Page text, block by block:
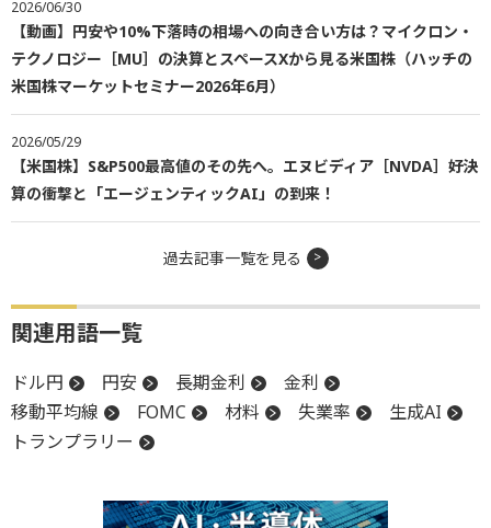
2026/06/30
【動画】円安や10%下落時の相場への向き合い方は？マイクロン・
テクノロジー［MU］の決算とスペースXから見る米国株（ハッチの
米国株マーケットセミナー2026年6月）
2026/05/29
【米国株】S&P500最高値のその先へ。エヌビディア［NVDA］好決
算の衝撃と「エージェンティックAI」の到来！
過去記事一覧を見る
関連用語一覧
ドル円 円安 長期金利
金利
移動平均線
FOMC 材料 失業率
生成AI
トランプラリー